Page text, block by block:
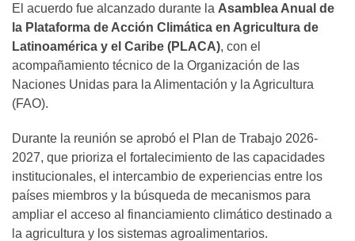
El acuerdo fue alcanzado durante la Asamblea Anual de
la Plataforma de Acción Climática en Agricultura de
Latinoamérica y el Caribe (PLACA), con el
acompañamiento técnico de la Organización de las
Naciones Unidas para la Alimentación y la Agricultura
(FAO).
Durante la reunión se aprobó el Plan de Trabajo 2026-
2027, que prioriza el fortalecimiento de las capacidades
institucionales, el intercambio de experiencias entre los
países miembros y la búsqueda de mecanismos para
ampliar el acceso al financiamiento climático destinado a
la agricultura y los sistemas agroalimentarios.